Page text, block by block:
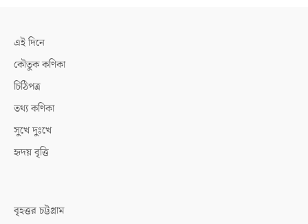
এই দিনে
কৌতুক কণিকা
চিঠিপত্র
তথ্য কণিকা
সুখে দুঃখে
হৃদয় বৃত্তি
বৃহত্তর চট্টগ্রাম